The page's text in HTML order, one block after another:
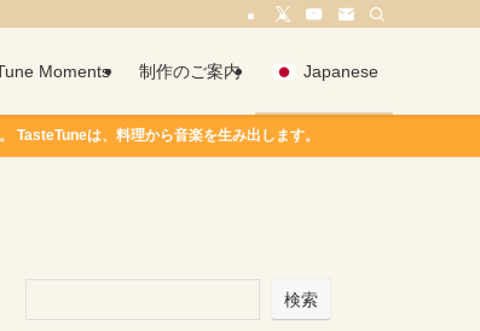
Moments 制作のご案内 Japanese
は、料理から音楽を生み出します。
検索